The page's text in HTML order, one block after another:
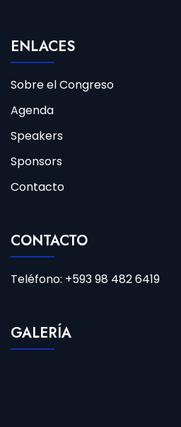
ENLACES
Sobre el Congreso
Agenda
Speakers
Sponsors
Contacto
CONTACTO
Teléfono: +593 98 482 6419
GALERÍA